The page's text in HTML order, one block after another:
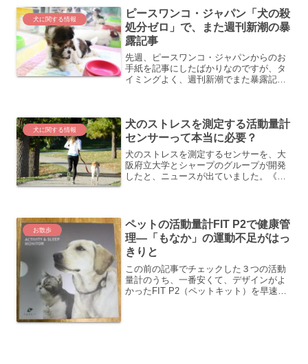
犬に関する情報
ピースワンコ・ジャパン「犬の殺
処分ゼロ」で、また週刊新潮の暴
露記事
先週、ピースワンコ・ジャパンからのお
手紙を記事にしたばかりなのですが、タ
イミングよく、週刊新潮でまた暴露記事
なんと、今回はピース...
犬に関する情報
犬のストレスを測定する活動量計
センサーって本当に必要？
犬のストレスを測定するセンサーを、大
阪府立大学とシャープのグループが開発
したと、ニュースが出ていました。《引
わずかな変化によって、...
お散歩
ペットの活動量計FIT P2で健康管
理―「もなか」の運動不足がはっ
きりと
この前の記事でチェックした３つの活動
量計のうち、一番安くて、デザインがよ
かったFIT P2（ペットキット）を早速購